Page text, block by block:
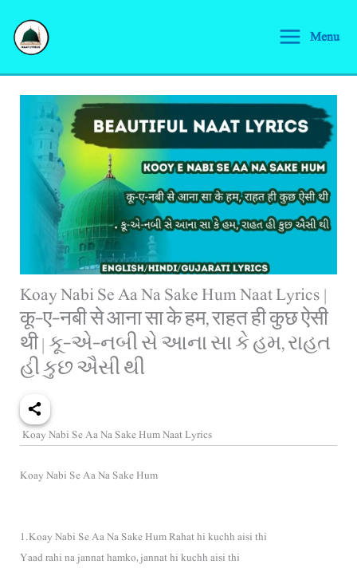
content
Menu
Koay Nabi Se Aa Na Sake Hum Naat Lyrics |
कू-ए-नबी से आना सा के हम, राहत ही कुछ ऐसी
थी | કૂ-એ-નબી સે આના સા કે હમ, રાહત
હી કુછ ઐસી થી
Koay Nabi Se Aa Na Sake Hum Naat Lyrics
Koay Nabi Se Aa Na Sake Hum
1.Koay Nabi Se Aa Na Sake Hum Rahat hi kuchh aisi thi
Yaad rahi na jannat hamko, jannat hi kuchh aisi thi
e